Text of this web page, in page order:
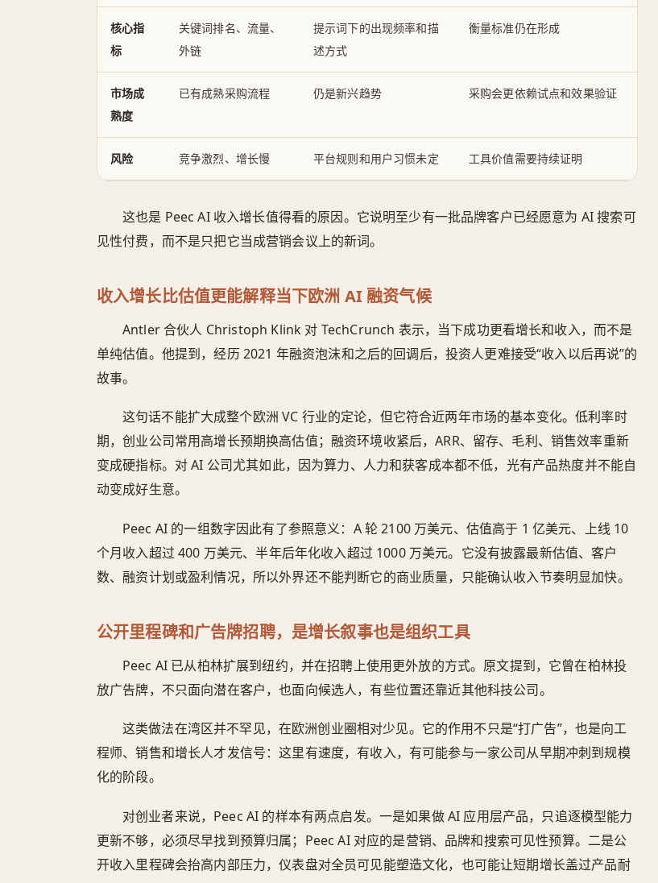
核心指
标
关键词排名、流量、
外链
提示词下的出现频率和描
述方式
衡量标准仍在形成
市场成
熟度
已有成熟采购流程 仍是新兴趋势 采购会更依赖试点和效果验证
风险 竞争激烈、增长慢 平台规则和用户习惯未定 工具价值需要持续证明
这也是 Peec AI 收入增长值得看的原因。它说明至少有一批品牌客户已经愿意为 AI 搜索可
见性付费，而不是只把它当成营销会议上的新词。
收入增长比估值更能解释当下欧洲 AI 融资气候
Antler 合伙人 Christoph Klink 对 TechCrunch 表示，当下成功更看增长和收入，而不是
单纯估值。他提到，经历 2021 年融资泡沫和之后的回调后，投资人更难接受“收入以后再说”的
故事。
这句话不能扩大成整个欧洲 VC 行业的定论，但它符合近两年市场的基本变化。低利率时
期，创业公司常用高增长预期换高估值；融资环境收紧后，ARR、留存、毛利、销售效率重新
变成硬指标。对 AI 公司尤其如此，因为算力、人力和获客成本都不低，光有产品热度并不能自
动变成好生意。
Peec AI 的一组数字因此有了参照意义：A 轮 2100 万美元、估值高于 1 亿美元、上线 10
个月收入超过 400 万美元、半年后年化收入超过 1000 万美元。它没有披露最新估值、客户
数、融资计划或盈利情况，所以外界还不能判断它的商业质量，只能确认收入节奏明显加快。
公开里程碑和广告牌招聘，是增长叙事也是组织工具
Peec AI 已从柏林扩展到纽约，并在招聘上使用更外放的方式。原文提到，它曾在柏林投
放广告牌，不只面向潜在客户，也面向候选人，有些位置还靠近其他科技公司。
这类做法在湾区并不罕见，在欧洲创业圈相对少见。它的作用不只是“打广告”，也是向工
程师、销售和增长人才发信号：这里有速度，有收入，有可能参与一家公司从早期冲刺到规模
化的阶段。
对创业者来说，Peec AI 的样本有两点启发。一是如果做 AI 应用层产品，只追逐模型能力
更新不够，必须尽早找到预算归属；Peec AI 对应的是营销、品牌和搜索可见性预算。二是公
开收入里程碑会抬高内部压力，仪表盘对全员可见能塑造文化，也可能让短期增长盖过产品耐